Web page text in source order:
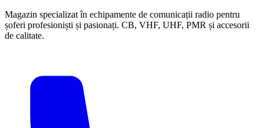
Magazin specializat în echipamente de comunicații radio pentru
șoferi profesioniști și pasionați. CB, VHF, UHF, PMR și accesorii
de calitate.